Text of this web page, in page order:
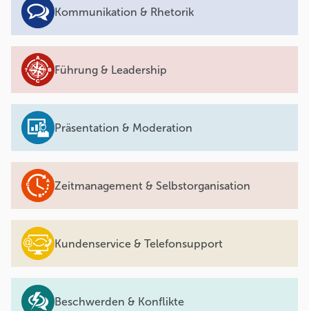
Kommunikation & Rhetorik
Führung & Leadership
Präsentation & Moderation
Zeitmanagement & Selbstorganisation
Kundenservice & Telefonsupport
Beschwerden & Konflikte